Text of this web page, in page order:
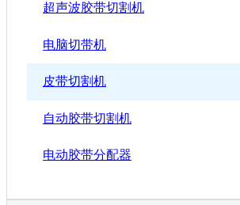
超声波胶带切割机
电脑切带机
皮带切割机
自动胶带切割机
电动胶带分配器